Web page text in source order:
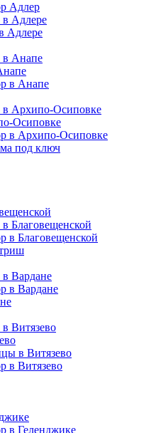
Адлер
в Адлере
Адлере
в Анапе
в Анапе
в Архипо-Осиповке
Осиповке
в Архипо-Осиповке
под ключ
Благовещенской
в Благовещенской
в Вардане
в Вардане
Витязево
в Витязево
в Витязево
в Геленджике